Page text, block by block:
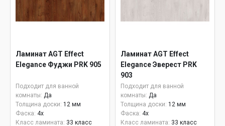
Ламинат AGT Effect
Elegance Фуджи PRK 905
Подходит для ванной
комнаты: Да
Толщина доски: 12 мм
Фаска: 4x
Класс ламината: 33 класс
Ламинат AGT Effect
Elegance Эверест PRK
903
Подходит для ванной
комнаты: Да
Толщина доски: 12 мм
Фаска: 4x
Класс ламината: 33 класс